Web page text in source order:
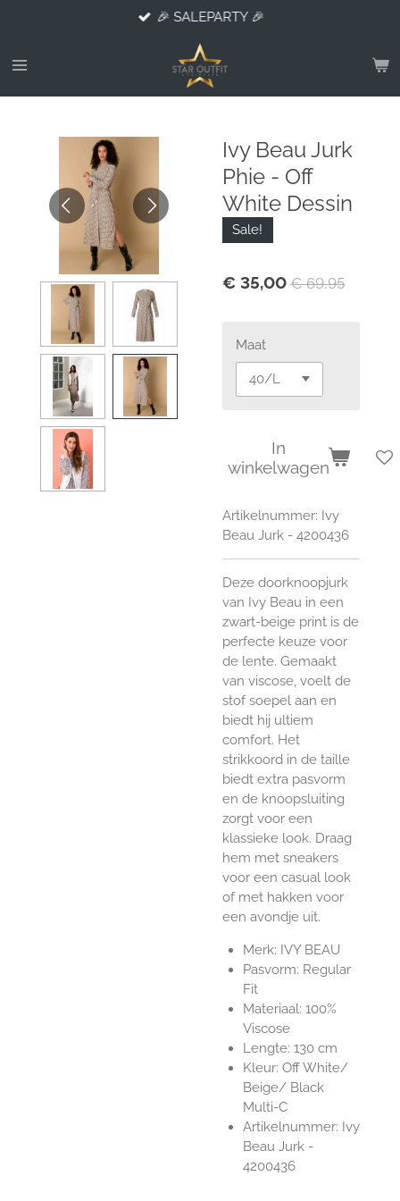
naar
hoofdinhoud
🎉 SALEPARTY 🎉
Ivy Beau Jurk
Phie - Off
White Dessin
Sale!
€ 35,00 € 69,95
Maat
In
winkelwagen
Artikelnummer: Ivy
Beau Jurk - 4200436
Deze doorknoopjurk
van Ivy Beau in een
zwart-beige print is de
perfecte keuze voor
de lente. Gemaakt
van viscose, voelt de
stof soepel aan en
biedt hij ultiem
comfort. Het
strikkoord in de taille
biedt extra pasvorm
en de knoopsluiting
zorgt voor een
klassieke look. Draag
hem met sneakers
voor een casual look
of met hakken voor
een avondje uit.
Merk: IVY BEAU
Pasvorm: Regular
Fit
Materiaal: 100%
Viscose
Lengte: 130 cm
Kleur: Off White/
Beige/ Black
Multi-C
Artikelnummer: Ivy
Beau Jurk -
4200436